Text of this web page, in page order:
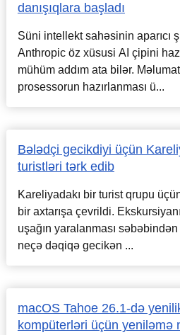
danışıqlara başladı
Süni intellekt sahəsinin aparıcı
Anthropic öz xüsusi AI çipini
mühüm addım ata bilər.
prosessorun hazırlanması ü...
Bələdçi gecikdiyi üçün
turistləri tərk edib
Kareliyadakı bir turist qrupu
bir axtarışa çevrildi.
uşağın yaralanması
neçə dəqiqə gecikən ...
macOS Tahoe 26.1-də
kompüterləri üçün yeniləmə